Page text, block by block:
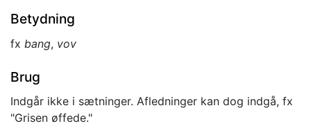
Betydning
fx bang, vov
Brug
Indgår ikke i sætninger. Afledninger kan dog indgå, fx
"Grisen øffede."